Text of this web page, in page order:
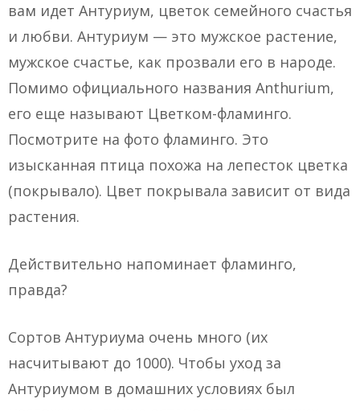
вам идет Антуриум, цветок семейного счастья
и любви. Антуриум — это мужское растение,
мужское счастье, как прозвали его в народе.
Помимо официального названия Anthurium,
его еще называют Цветком-фламинго.
Посмотрите на фото фламинго. Это
изысканная птица похожа на лепесток цветка
(покрывало). Цвет покрывала зависит от вида
растения.
Действительно напоминает фламинго,
правда?
Сортов Антуриума очень много (их
насчитывают до 1000). Чтобы уход за
Антуриумом в домашних условиях был